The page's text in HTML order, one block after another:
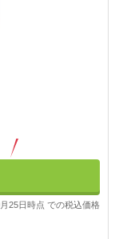
25日時点 での税込価格